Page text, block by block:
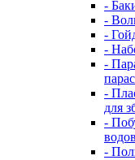
-
-
-
-
-
-
для
-
-